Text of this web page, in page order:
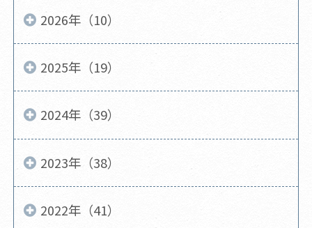
2026年（10）
2025年（19）
2024年（39）
2023年（38）
2022年（41）